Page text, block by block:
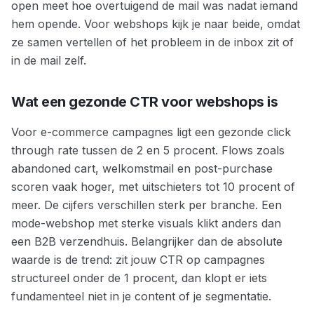
open meet hoe overtuigend de mail was nadat iemand
hem opende. Voor webshops kijk je naar beide, omdat
ze samen vertellen of het probleem in de inbox zit of
in de mail zelf.
Wat een gezonde CTR voor webshops is
Voor e-commerce campagnes ligt een gezonde click
through rate tussen de 2 en 5 procent. Flows zoals
abandoned cart, welkomstmail en post-purchase
scoren vaak hoger, met uitschieters tot 10 procent of
meer. De cijfers verschillen sterk per branche. Een
mode-webshop met sterke visuals klikt anders dan
een B2B verzendhuis. Belangrijker dan de absolute
waarde is de trend: zit jouw CTR op campagnes
structureel onder de 1 procent, dan klopt er iets
fundamenteel niet in je content of je segmentatie.